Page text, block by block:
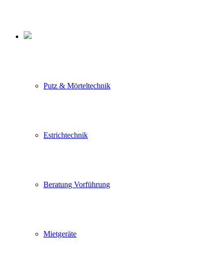
Putz & Mörteltechnik
Estrichtechnik
Beratung Vorführung
Mietgeräte